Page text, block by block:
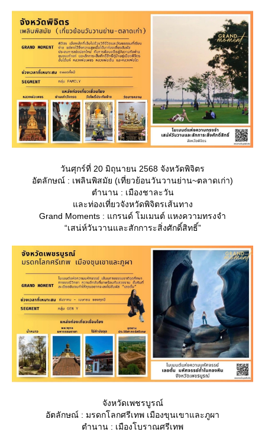
วันศุกร์ที่ 20 มิถุนายน 2568 จังหวัดพิจิตร
อัตลักษณ์ : เพลินพิสมัย (เที่ยวย้อนวันวานย่าน~ตลาดเก่า)
ตำนาน : เมืองชาละวัน
ละท่องเที่ยวจังหวัดพิจิตรเส้นทาง
Grand Moments : แกรนด์ โมเมนต์ แหงความทรงจำ
“เสน่ห์วันวานและสักการะสิ่งศักดิ์สิทธิ์”
จังหวัดเพชรบูรณ์
อัตลักษณ์ : มรดกโลกศรีเทพ เมืองขุนเขาและภูผา
ตำนาน : เมืองโบราณศรีเทพ